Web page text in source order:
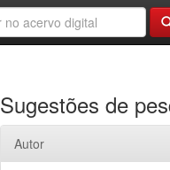
Sugestões de
Autor